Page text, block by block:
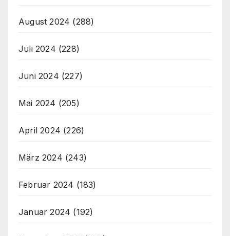
August 2024 (288)
Juli 2024 (228)
Juni 2024 (227)
Mai 2024 (205)
April 2024 (226)
März 2024 (243)
Februar 2024 (183)
Januar 2024 (192)